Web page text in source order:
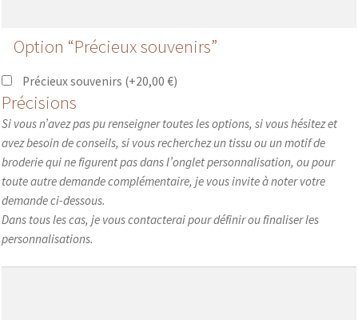
Option “Précieux souvenirs”
Précieux souvenirs (+20,00 €)
Précisions
Si vous n’avez pas pu renseigner toutes les options, si vous hésitez et
avez besoin de conseils, si vous recherchez un tissu ou un motif de
broderie qui ne figurent pas dans l’onglet personnalisation, ou pour
toute autre demande complémentaire, je vous invite à noter votre
demande ci-dessous.
Dans tous les cas, je vous contacterai pour définir ou finaliser les
personnalisations.